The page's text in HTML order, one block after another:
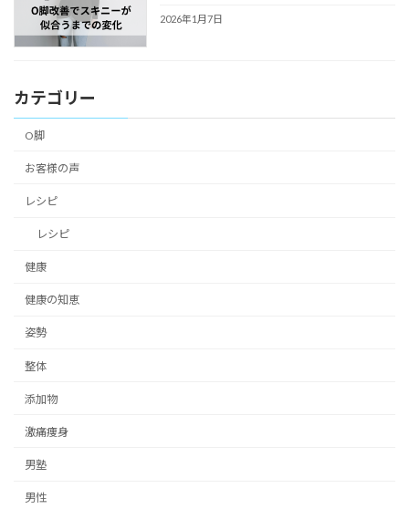
2026年1月7日
カテゴリー
O脚
お客様の声
レシピ
レシピ
健康
健康の知恵
姿勢
整体
添加物
激痛痩身
男塾
男性